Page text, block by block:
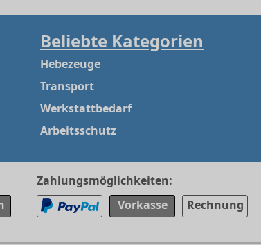
Beliebte Kategorien
Hebezeuge
Transport
Werkstattbedarf
Arbeitsschutz
Zahlungsmöglichkeiten:
Vorkasse
Rechnung